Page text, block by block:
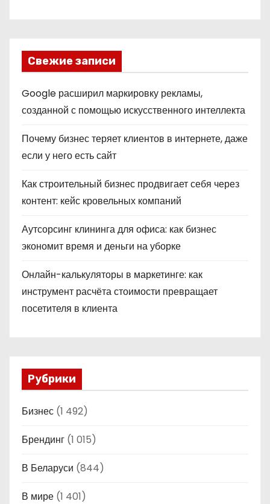
Свежие записи
Google расширил маркировку рекламы,
созданной с помощью искусственного интеллекта
Почему бизнес теряет клиентов в интернете, даже
если у него есть сайт
Как строительный бизнес продвигает себя через
контент: кейс кровельных компаний
Аутсорсинг клининга для офиса: как бизнес
экономит время и деньги на уборке
Онлайн-калькуляторы в маркетинге: как
инструмент расчёта стоимости превращает
посетителя в клиента
Рубрики
Бизнес (1 492)
Брендинг (1 015)
В Беларуси (844)
В мире (1 401)